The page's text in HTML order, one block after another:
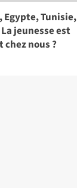
Egypte, Tunisie,
jeunesse est
chez nous ?